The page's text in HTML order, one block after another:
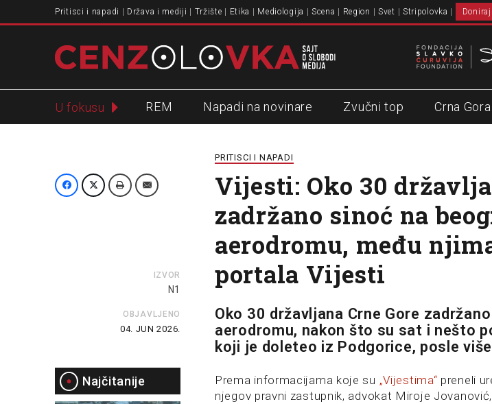
Pritisci i napadi Država i mediji Tržište Etika Mediologija Scena Region Svet Stripolovka Doniraj
U fokusu REM Napadi na novinare Zvučni top Crna Gora
IZVOR
N1
OBJAVLJENO
04. JUN 2026.
Najčitanije
PRITISCI I NAPADI
Vijesti: Oko 30
zadržano sinoć na
aerodromu, među
portala Vijesti
Oko 30 državljana Crne Gore
aerodromu, nakon što su sat i nešto
koji je doleteo iz Podgorice, posle
Prema informacijama koje su „Vijestima“ preneli
njegov pravni zastupnik, advokat Miroje